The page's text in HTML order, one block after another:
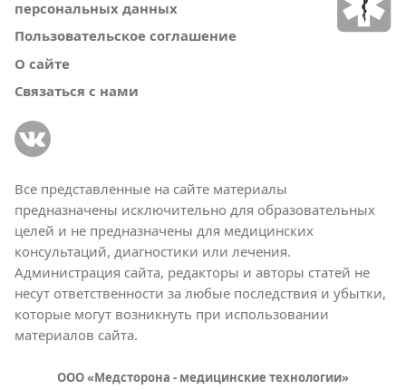
персональных данных
Пользовательское соглашение
О сайте
Связаться с нами
Все представленные на сайте материалы
предназначены исключительно для образовательных
целей и не предназначены для медицинских
консультаций, диагностики или лечения.
Администрация сайта, редакторы и авторы статей не
несут ответственности за любые последствия и убытки,
которые могут возникнуть при использовании
материалов сайта.
ООО «Медсторона - медицинские технологии»